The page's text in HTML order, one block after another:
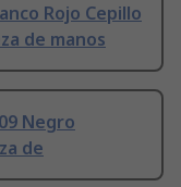
Rojo Cepillo
de manos
Negro
de